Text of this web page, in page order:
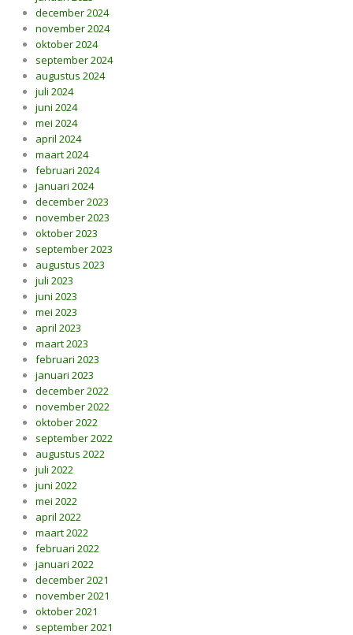
december 2024
november 2024
oktober 2024
september 2024
augustus 2024
juli 2024
juni 2024
mei 2024
april 2024
maart 2024
februari 2024
januari 2024
december 2023
november 2023
oktober 2023
september 2023
augustus 2023
juli 2023
juni 2023
mei 2023
april 2023
maart 2023
februari 2023
januari 2023
december 2022
november 2022
oktober 2022
september 2022
augustus 2022
juli 2022
juni 2022
mei 2022
april 2022
maart 2022
februari 2022
januari 2022
december 2021
november 2021
oktober 2021
september 2021